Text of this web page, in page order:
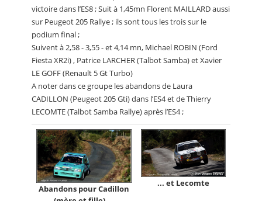
victoire dans l’ES8 ; Suit à 1,45mn Florent MAILLARD aussi
sur Peugeot 205 Rallye ; ils sont tous les trois sur le
podium final ;
Suivent à 2,58 - 3,55 - et 4,14 mn, Michael ROBIN (Ford
Fiesta XR2i) , Patrice LARCHER (Talbot Samba) et Xavier
LE GOFF (Renault 5 Gt Turbo)
A noter dans ce groupe les abandons de Laura
CADILLON (Peugeot 205 Gti) dans l’ES4 et de Thierry
LECOMTE (Talbot Samba Rallye) après l’ES4 ;
Abandons pour Cadillon
... et Lecomte